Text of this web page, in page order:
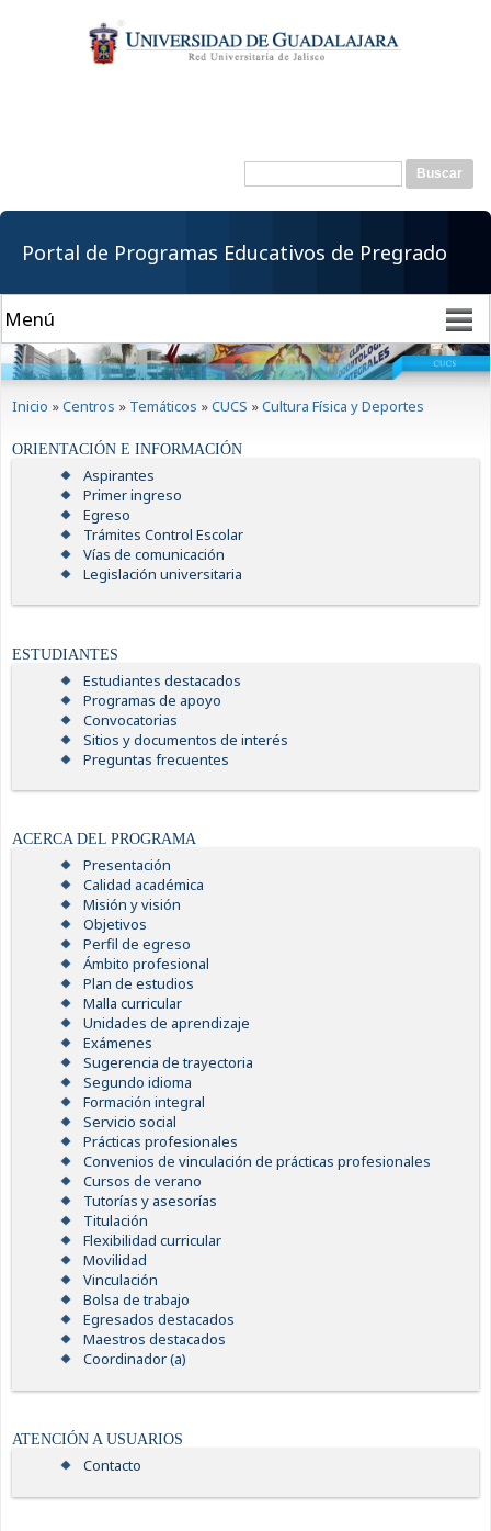
contenido
principal
Formulario de
Buscar
Portal de Programas Educativos de Pregrado
Inicio »Centros » Temáticos »CUCS »Cultura Física y Deportes
ORIENTACIÓN E INFORMACIÓN
Aspirantes
Primer ingreso
Egreso
Trámites Control Escolar
Vías de comunicación
Legislación universitaria
ESTUDIANTES
Estudiantes destacados
Programas de apoyo
Convocatorias
Sitios y documentos de interés
Preguntas frecuentes
ACERCA DEL PROGRAMA
Presentación
Calidad académica
Misión y visión
Objetivos
Perfil de egreso
Ámbito profesional
Plan de estudios
Malla curricular
Unidades de aprendizaje
Exámenes
Sugerencia de trayectoria
Segundo idioma
Formación integral
Servicio social
Prácticas profesionales
Convenios de vinculación de prácticas profesionales
Cursos de verano
Tutorías y asesorías
Titulación
Flexibilidad curricular
Movilidad
Vinculación
Bolsa de trabajo
Egresados destacados
Maestros destacados
Coordinador (a)
ATENCIÓN A USUARIOS
Contacto